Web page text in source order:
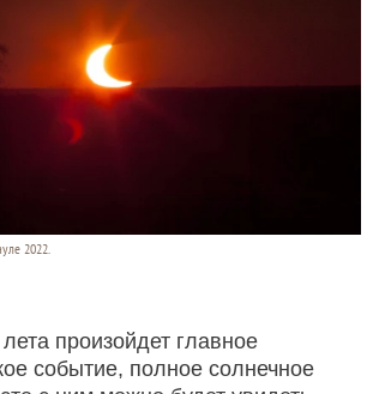
2022.
произойдет главное
событие, полное солнечное